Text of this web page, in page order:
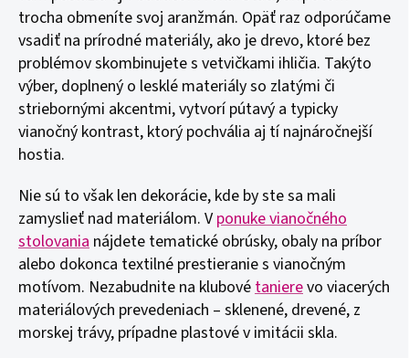
trocha obmeníte svoj aranžmán. Opäť raz odporúčame
vsadiť na prírodné materiály, ako je drevo, ktoré bez
problémov skombinujete s vetvičkami ihličia. Takýto
výber, doplnený o lesklé materiály so zlatými či
striebornými akcentmi, vytvorí pútavý a typicky
vianočný kontrast, ktorý pochvália aj tí najnáročnejší
hostia.
Nie sú to však len dekorácie, kde by ste sa mali
zamyslieť nad materiálom. Vponuke vianočného
stolovania nájdete tematické obrúsky, obaly na príbor
alebo dokonca textilné prestieranie s vianočným
motívom. Nezabudnite na klubovétanierevo viacerých
materiálových prevedeniach – sklenené, drevené, z
morskej trávy, prípadne plastové v imitácii skla.